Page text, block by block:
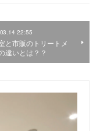
22:55
と市販のトリートメ
違いとは？？